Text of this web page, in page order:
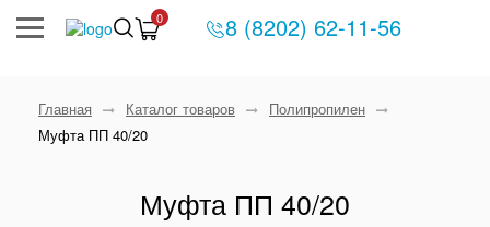
0 8 (8202) 62-11-56
Главная Каталог товаров
Полипропилен
Муфта ПП 40/20
Муфта ПП 40/20